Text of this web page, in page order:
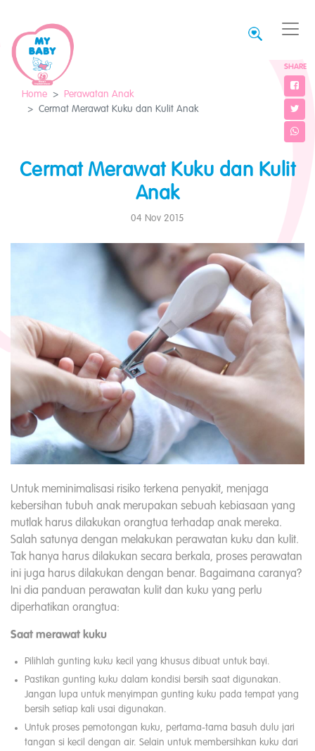
Home
Perawatan Anak
Cermat Merawat Kuku dan Kulit Anak
Cermat Merawat Kuku dan Kulit
Anak
04 Nov 2015
Untuk meminimalisasi risiko terkena penyakit, menjaga
kebersihan tubuh anak merupakan sebuah kebiasaan yang
mutlak harus dilakukan orangtua terhadap anak mereka.
Salah satunya dengan melakukan perawatan kuku dan kulit.
Tak hanya harus dilakukan secara berkala, proses perawatan
ini juga harus dilakukan dengan benar. Bagaimana caranya?
Ini dia panduan perawatan kulit dan kuku yang perlu
diperhatikan orangtua:
Saat merawat kuku
Pilihlah gunting kuku kecil yang khusus dibuat untuk bayi.
Pastikan gunting kuku dalam kondisi bersih saat digunakan.
Jangan lupa untuk menyimpan gunting kuku pada tempat yang
bersih setiap kali usai digunakan.
Untuk proses pemotongan kuku, pertama-tama basuh dulu jari
tangan si kecil dengan air. Selain untuk membersihkan kuku dari
SHARE